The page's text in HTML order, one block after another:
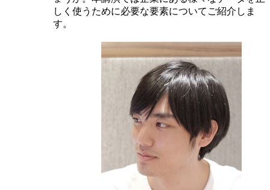
しく使うために必要な要素についてご紹介しま
す。